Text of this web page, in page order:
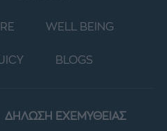
WELL BEING
BLOGS
ΔΗΛΩΣΗ ΕΧΕΜΥΘΕΙΑΣ